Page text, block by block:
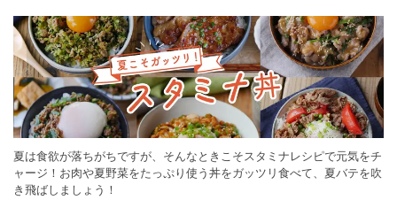
夏は食欲が落ちがちですが、そんなときこそスタミナレシピで元気をチ
ャージ！お肉や夏野菜をたっぷり使う丼をガッツリ食べて、夏バテを吹
き飛ばしましょう！